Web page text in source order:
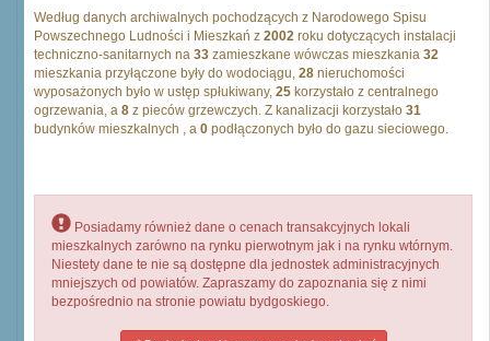
Według danych archiwalnych pochodzących z Narodowego Spisu
Powszechnego Ludności i Mieszkań z 2002 roku dotyczących instalacji
techniczno-sanitarnych na 33 zamieszkane wówczas mieszkania 32
mieszkania przyłączone były do wodociągu, 28 nieruchomości
wyposażonych było w ustęp spłukiwany, 25 korzystało z centralnego
ogrzewania, a 8 z pieców grzewczych. Z kanalizacji korzystało 31
budynków mieszkalnych , a 0 podłączonych było do gazu sieciowego.
Posiadamy również dane o cenach transakcyjnych lokali
mieszkalnych zarówno na rynku pierwotnym jak i na rynku wtórnym.
Niestety dane te nie są dostępne dla jednostek administracyjnych
mniejszych od powiatów. Zapraszamy do zapoznania się z nimi
bezpośrednio na stronie powiatu bydgoskiego.